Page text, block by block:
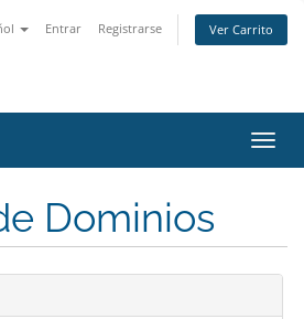
Entrar Registrarse Ver Carrito
Dominios